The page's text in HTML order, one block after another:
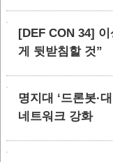
[DEF CON 34]
게 뒷받침할 것”
명지대 ‘드론봇·
네트워크 강화